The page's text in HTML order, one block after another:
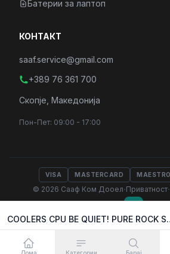
COOLERS CPU BE QUIET!
Select variant
MKD 1,590.00 Додади во
Батерии за лаптоп
КОНТАКТ
saaf.service@gmail.com
+389 76 361 700
Скопје, Македонија
Пон-Пет: 09:00 - 17:00
VISA MASTERCARD MAESTRO
© 2026 Сааф Ком Дооел·Приватност·